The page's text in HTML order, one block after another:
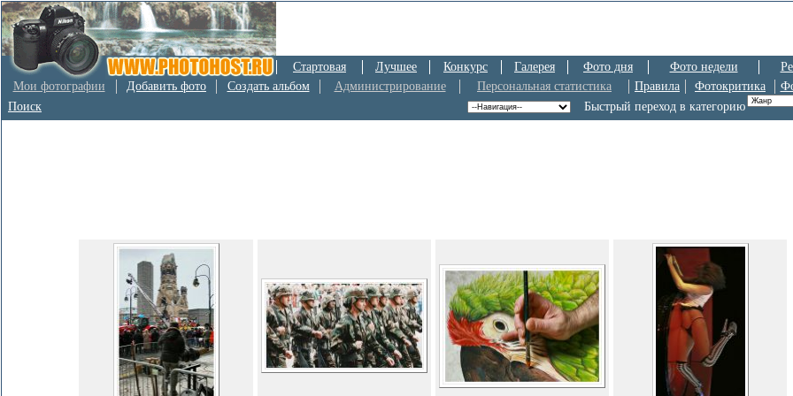
Стартовая Лучшее Конкурс Галерея Фото дня Фото недели
Мои фотографии
Добавить фото Создать альбом Администрирование Персональная статистика Правила Фотокритика
Поиск
Быстрый переход в категорию